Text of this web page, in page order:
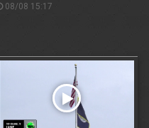
08/08 15:17